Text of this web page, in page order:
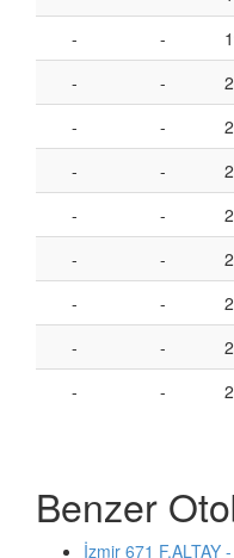
-
-
-
-
-
-
-
-
-
-
-
-
-
-
-
-
-
-
Benzer
İzmir 671 F.ALTAY